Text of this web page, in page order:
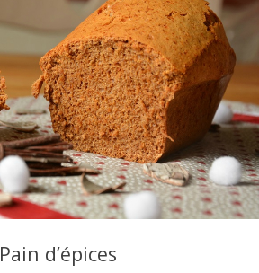
Pain d’épices